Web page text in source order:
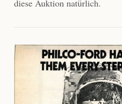
diese Auktion natürlich.